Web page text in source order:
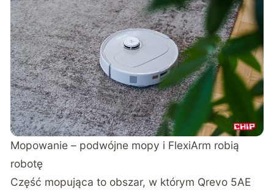
Mopowanie – podwójne mopy i FlexiArm robią
robotę
Część mopująca to obszar, w którym Qrevo 5AE